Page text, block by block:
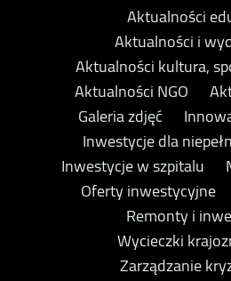
Aktualności
Aktualności i
Aktualności kultura,
Aktualności NGO
Galeria zdjęć
Inwestycje dla
Inwestycje w szpitalu
Oferty inwestycyjne
Remonty i
Wycieczki
Zarządzanie